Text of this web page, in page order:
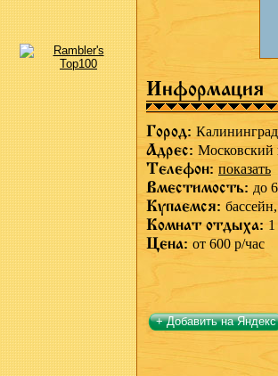
Информация
Город: Калининград
Адрес: Московский
Телефон: показать
Вместимость: до
Купаемся:
Комнат отдыха: 1
Цена: от 600 р/час
+ Добавить на Яндекс